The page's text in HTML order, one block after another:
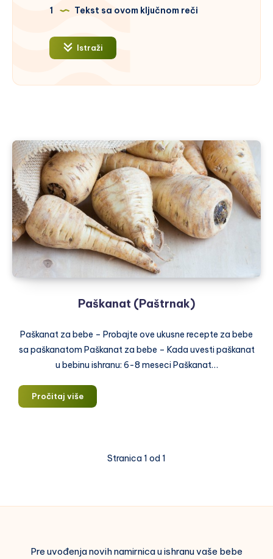
1 Tekst sa ovom ključnom reči
Istraži
Paškanat (Paštrnak)
Paškanat za bebe – Probajte ove ukusne recepte za bebe
sa paškanatom Paškanat za bebe – Kada uvesti paškanat
u bebinu ishranu: 6-8 meseci Paškanat…
Pročitaj višePaškanat
(Paštrnak)
Stranica 1 od 1
Pre uvođenja novih namirnica u ishranu vaše bebe